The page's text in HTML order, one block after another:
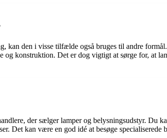
kan den i visse tilfælde også bruges til andre
konstruktion. Det er dog vigtigt at sørge for, at
der sælger lamper og belysningsudstyr. Du
Det kan være en god idé at besøge